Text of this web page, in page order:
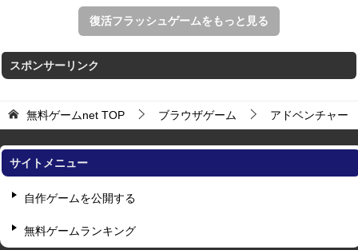
復活フラッシュゲームをもっと見る
スポンサーリンク
無料ゲームnet TOP ブラウザゲーム アドベンチャー
サイトメニュー
自作ゲームを公開する
無料ゲームランキング